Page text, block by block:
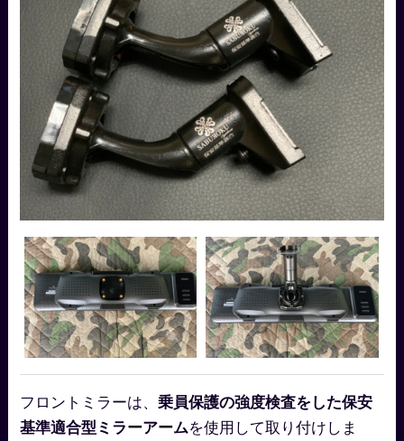
フロントミラーは、乗員保護の強度検査をした保安
基準適合型ミラーアームを使用して取り付けしま